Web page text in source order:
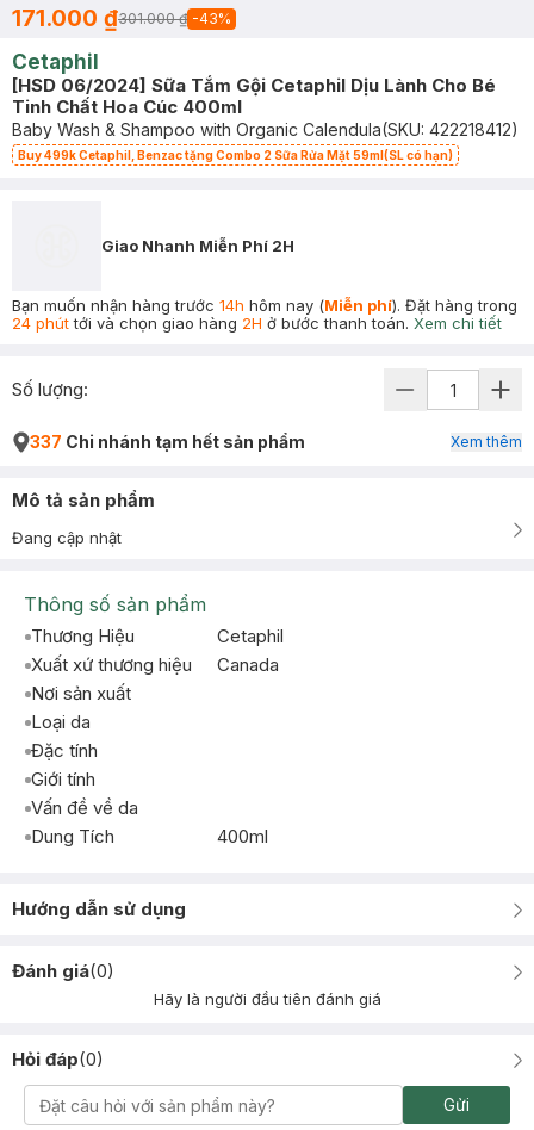
171.000 ₫301.000 ₫ -43%
Cetaphil
[HSD 06/2024] Sữa Tắm Gội Cetaphil Dịu Lành Cho Bé
Tinh Chất Hoa Cúc 400ml
Baby Wash & Shampoo with Organic Calendula(SKU: 422218412)
Buy 499k Cetaphil, Benzac tặng Combo 2 Sữa Rửa Mặt 59ml(SL có hạn)
Giao Nhanh Miễn Phí 2H
Bạn muốn nhận hàng trước 14h hôm nay (Miễn phí). Đặt hàng trong
24 phúttới và chọn giao hàng 2H ở bước thanh toán. Xem chi tiết
Số lượng:
337 Chi nhánh tạm hết sản phẩm Xem thêm
Mô tả sản phẩm
Đang cập nhật
Thông số sản phẩm
Thương Hiệu
Cetaphil
Xuất xứ thương hiệu
Canada
Nơi sản xuất
Loại da
Đặc tính
Giới tính
Vấn đề về da
Dung Tích
400ml
Hướng dẫn sử dụng
Đánh giá(0)
Hãy là người đầu tiên đánh giá
Hỏi đáp(0)
Gửi